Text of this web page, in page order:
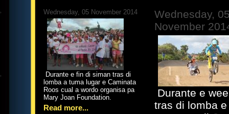
Wednesday, 05 November 2014
Durante e fin di siman tras di
lomba a tuma lugar e Caminata
Roos cual a wordo organisa pa
Mary Joan Foundation.
Read more...
Wednesday,
November
Durante e
tras di lomba e